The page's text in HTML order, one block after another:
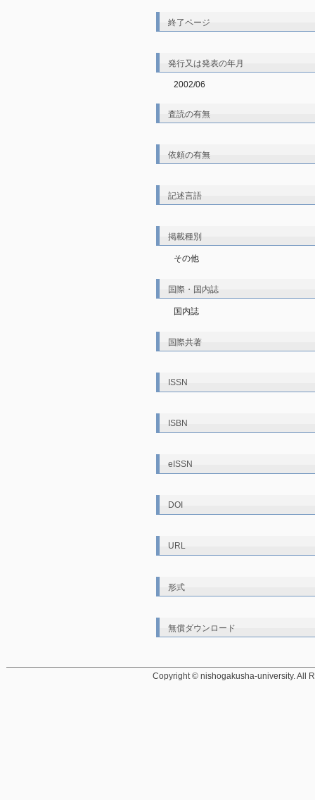
終了ページ
発行又は発表の年月
2002/06
査読の有無
依頼の有無
記述言語
掲載種別
その他
国際・国内誌
国内誌
国際共著
ISSN
ISBN
eISSN
DOI
URL
形式
無償ダウンロード